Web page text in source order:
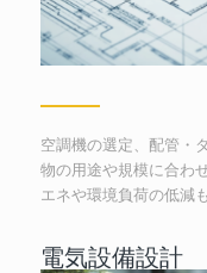
空調機の選定、配管・
物の用途や規模に合わ
エネや環境負荷の低減
電気設備設計